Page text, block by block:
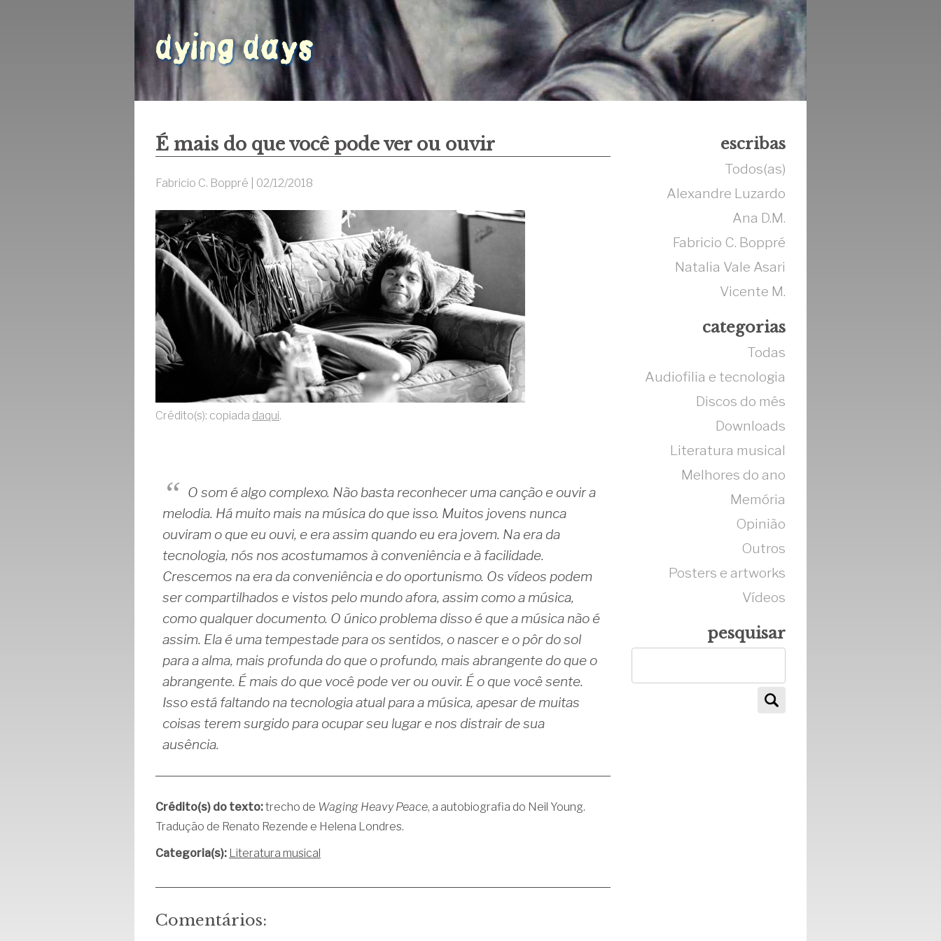
É mais do que você pode ver ou ouvir
Fabricio C. Boppré | 02/12/2018
Crédito(s): copiada daqui.
O som é algo complexo. Não basta reconhecer uma canção e ouvir a
melodia. Há muito mais na música do que isso. Muitos jovens nunca
ouviram o que eu ouvi, e era assim quando eu era jovem. Na era da
tecnologia, nós nos acostumamos à conveniência e à facilidade.
Crescemos na era da conveniência e do oportunismo. Os vídeos podem
ser compartilhados e vistos pelo mundo afora, assim como a música,
como qualquer documento. O único problema disso é que a música não é
assim. Ela é uma tempestade para os sentidos, o nascer e o pôr do sol
para a alma, mais profunda do que o profundo, mais abrangente do que o
abrangente. É mais do que você pode ver ou ouvir. É o que você sente.
Isso está faltando na tecnologia atual para a música, apesar de muitas
coisas terem surgido para ocupar seu lugar e nos distrair de sua
ausência.
Crédito(s) do texto:trecho de Waging Heavy Peace, a autobiografia do Neil Young.
Tradução de Renato Rezende e Helena Londres.
Categoria(s): Literatura musical
Comentários:
escribas
Todos(as)
Alexandre Luzardo
Ana D.M.
Fabricio C. Boppré
Natalia Vale Asari
Vicente M.
categorias
Todas
Audiofilia e tecnologia
Discos do mês
Downloads
Literatura musical
Melhores do ano
Memória
Opinião
Outros
Posters e artworks
Vídeos
pesquisar